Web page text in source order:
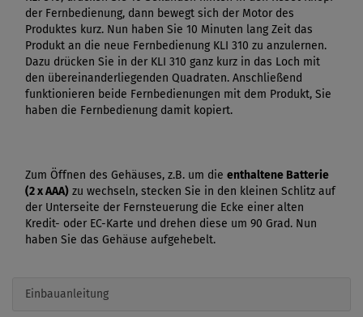
der Fernbedienung, dann bewegt sich der Motor des
Produktes kurz. Nun haben Sie 10 Minuten lang Zeit das
Produkt an die neue Fernbedienung KLI 310 zu anzulernen.
Dazu drücken Sie in der KLI 310 ganz kurz in das Loch mit
den übereinanderliegenden Quadraten. Anschließend
funktionieren beide Fernbedienungen mit dem Produkt, Sie
haben die Fernbedienung damit kopiert.
Zum Öffnen des Gehäuses, z.B. um die enthaltene Batterie
(2 x AAA) zu wechseln, stecken Sie in den kleinen Schlitz auf
der Unterseite der Fernsteuerung die Ecke einer alten
Kredit- oder EC-Karte und drehen diese um 90 Grad. Nun
haben Sie das Gehäuse aufgehebelt.
Einbauanleitung